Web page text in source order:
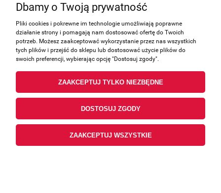
Dbamy o Twoją prywatność
Pliki cookies i pokrewne im technologie umożliwiają poprawne
działanie strony i pomagają nam dostosować ofertę do Twoich
potrzeb. Możesz zaakceptować wykorzystanie przez nas wszystkich
tych plików i przejść do sklepu lub dostosować użycie plików do
swoich preferencji, wybierając opcję "Dostosuj zgody".
ZAAKCEPTUJ TYLKO NIEZBĘDNE
DOSTOSUJ ZGODY
ZAAKCEPTUJ WSZYSTKIE